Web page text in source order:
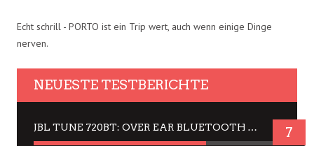
Echt schrill - PORTO ist ein Trip wert, auch wenn einige Dinge
nerven.
NEUESTE TESTBERICHTE
JBL TUNE 720BT: OVER EAR BLUETOOTH KOPFHÖRER UM DIE 50,-€ IM DAUER-TEST 7